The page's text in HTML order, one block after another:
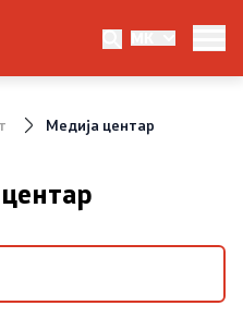
MK
Медија центар